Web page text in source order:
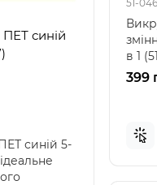
ПЕТ синій
синій 5-
5-10
51-046
в 1
399